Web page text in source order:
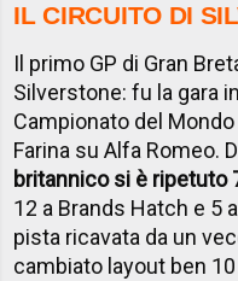
IL CIRCUITO DI
Il primo GP di Gran
Silverstone: fu la gara
Campionato del
Farina su Alfa Romeo.
britannico si è ripetuto
12 a Brands Hatch e 5
pista ricavata da un
cambiato layout ben